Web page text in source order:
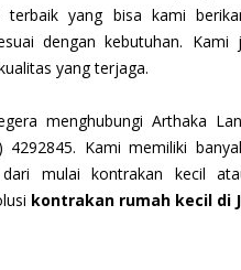
yang bisa kami
dengan kebutuhan.
yang terjaga.
menghubungi Arthaka
Kami memiliki
dari mulai kontrakan kecil
kontrakan rumah kecil di